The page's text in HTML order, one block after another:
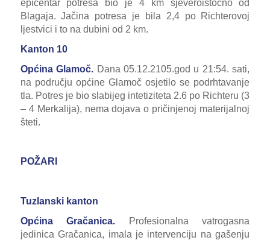
epicentar potresa bio je 4 km sjeveroistočno od
Blagaja. Jačina potresa je bila 2,4 po Richterovoj
ljestvici i to na dubini od 2 km.
Kanton 10
Općina Glamoč. Dana 05.12.2105.god u 21:54. sati,
na području općine Glamoč osjetilo se podrhtavanje
tla. Potres je bio slabijeg intetiziteta 2.6 po Richteru (3
– 4 Merkalija), nema dojava o pričinjenoj materijalnoj
šteti.
POŽARI
Tuzlanski kanton
Općina Gračanica.
Profesionalna vatrogasna
jedinica Gračanica, imala je intervenciju na gašenju